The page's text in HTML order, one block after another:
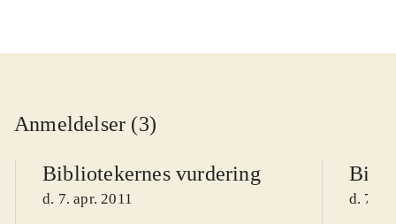
Anmeldelser (3)
Bibliotekernes vurdering
d. 7. apr. 2011 d. 7.